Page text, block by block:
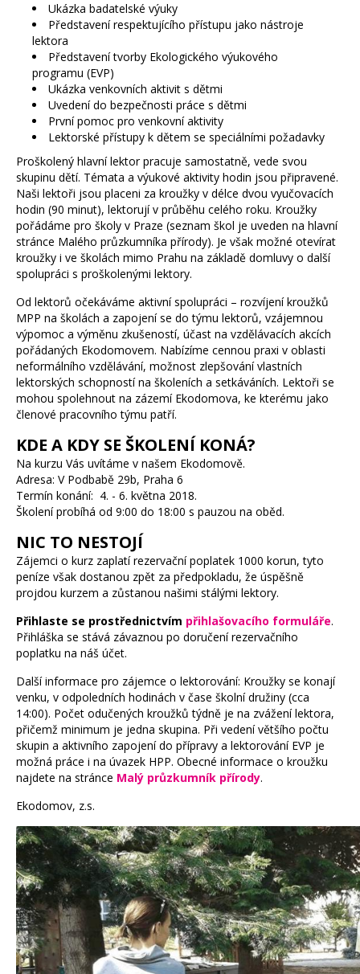
Ukázka badatelské výuky
Představení respektujícího přístupu jako nástroje
lektora
Představení tvorby Ekologického výukového
programu (EVP)
Ukázka venkovních aktivit s dětmi
Uvedení do bezpečnosti práce s dětmi
První pomoc pro venkovní aktivity
Lektorské přístupy k dětem se speciálními požadavky
Proškolený hlavní lektor pracuje samostatně, vede svou
skupinu dětí. Témata a výukové aktivity hodin jsou připravené.
Naši lektoři jsou placeni za kroužky v délce dvou vyučovacích
hodin (90 minut), lektorují v průběhu celého roku. Kroužky
pořádáme pro školy v Praze (seznam škol je uveden na hlavní
stránce Malého průzkumníka přírody). Je však možné otevírat
kroužky i ve školách mimo Prahu na základě domluvy o další
spolupráci s proškolenými lektory.
Od lektorů očekáváme aktivní spolupráci – rozvíjení kroužků
MPP na školách a zapojení se do týmu lektorů, vzájemnou
výpomoc a výměnu zkušeností, účast na vzdělávacích akcích
pořádaných Ekodomovem. Nabízíme cennou praxi v oblasti
neformálního vzdělávání, možnost zlepšování vlastních
lektorských schopností na školeních a setkáváních. Lektoři se
mohou spolehnout na zázemí Ekodomova, ke kterému jako
členové pracovního týmu patří.
KDE A KDY SE ŠKOLENÍ KONÁ?
Na kurzu Vás uvítáme v našem Ekodomově.
Adresa: V Podbabě 29b, Praha 6
Termín konání: 4. - 6. května 2018.
Školení probíhá od 9:00 do 18:00 s pauzou na oběd.
NIC TO NESTOJÍ
Zájemci o kurz zaplatí rezervační poplatek 1000 korun, tyto
peníze však dostanou zpět za předpokladu, že úspěšně
projdou kurzem a zůstanou našimi stálými lektory.
Přihlaste se prostřednictvím přihlašovacího formuláře.
Přihláška se stává závaznou po doručení rezervačního
poplatku na náš účet.
Další informace pro zájemce o lektorování: Kroužky se konají
venku, v odpoledních hodinách v čase školní družiny (cca
14:00). Počet odučených kroužků týdně je na zvážení lektora,
přičemž minimum je jedna skupina. Při vedení většího počtu
skupin a aktivního zapojení do přípravy a lektorování EVP je
možná práce i na úvazek HPP. Obecné informace o kroužku
najdete na stránce Malý průzkumník přírody.
Ekodomov, z.s.